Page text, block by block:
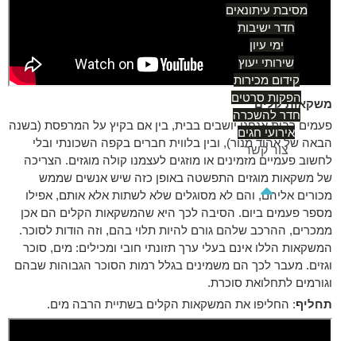
מסיבת עיתונאים
חדר ישיבות
ימי עיון
שירותי יעוץ
קידום מכירות
הפקות סרטים
חדר להשכרה
אירועי חגים
צור קשר
משקאות קלים
פעמים רבות אנחנו יושבים בבית, בין אם בקיץ על המרפסת (בשנה
הבאה של אהוד מנור), ובין בלווית חברים בקפה השכונתי ובלי
לחשוב פעמיים מזמינים או מוזגים לעצמנו קולה מוגזים. הצריכה
של משקאות מוגזים התפשטה באופן כזה שיש אנשים שממש
מכורים אליהם, והם לא מסוגלים שלא לשתות אלא אותם, אפילו
מספר פעמים ביום. הסיבה לכך היא שהמשקאות הקלים הם אכן
ממכרים, ההרכב שלהם גורם להיות תלוי בהם, וזה הודות לסוכר.
המשקאות הללו אינם בעלי ערך תזונתי חובי ומכילים: מים, סוכר
וגזים. מעבר לכך הם משמינים בגלל רמות הסוכר הגבוהות שבהם
וגורמים לתחלואת סוכרת.
תחליף: החליפו את המשקאות הקלים בשתיית הרבה מים.